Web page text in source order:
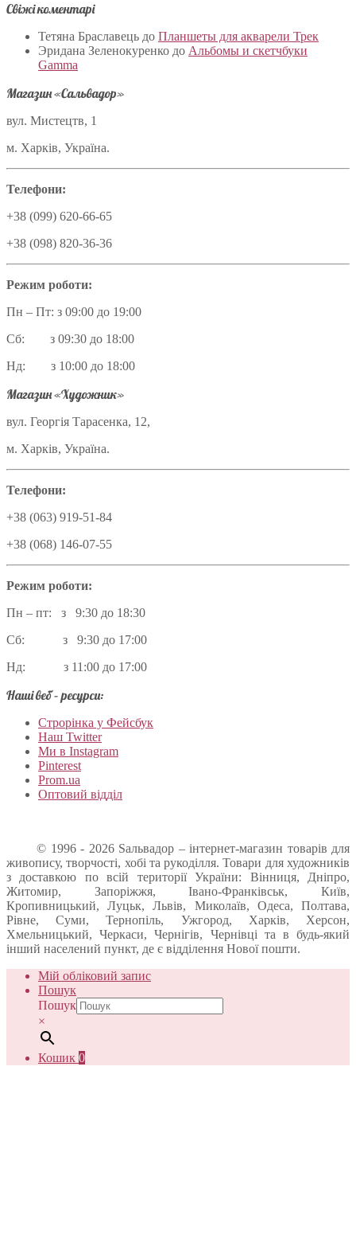
Свіжі коментарі
Тетяна Браславець до Планшеты для акварели Трек
Эридана Зеленокуренко до Альбомы и скетчбуки
Gamma
Магазин «Сальвадор»
вул. Мистецтв, 1
м. Харків, Україна.
Телефони:
+38 (099) 620-66-65
+38 (098) 820-36-36
Режим роботи:
Пн – Пт: з 09:00 до 19:00
Сб: з 09:30 до 18:00
Нд: з 10:00 до 18:00
Магазин «Художник»
вул. Георгія Тарасенка, 12,
м. Харків, Україна.
Телефони:
+38 (063) 919-51-84
+38 (068) 146-07-55
Режим роботи:
Пн – пт: з 9:30 до 18:30
Сб: з 9:30 до 17:00
Нд: з 11:00 до 17:00
Наші веб – ресурси:
Строрінка у Фейсбук
Наш Twitter
Ми в Instagram
Pinterest
Prom.ua
Оптовий відділ
© 1996 - 2026 Sальвадор – інтернет-магазин товарів для
живопису, творчості, хобі та рукоділля. Товари для художників
з доставкою по всій території України: Вінниця, Дніпро,
Житомир, Запоріжжя, Івано-Франківськ, Київ,
Кропивницький, Луцьк, Львів, Миколаїв, Одеса, Полтава,
Рівне, Суми, Тернопіль, Ужгород, Харків, Херсон,
Хмельницький, Черкаси, Чернігів, Чернівці та в будь-який
інший населений пункт, де є відділення Нової пошти.
Мій обліковий запис
Пошук
Пошук
×
Кошик 0